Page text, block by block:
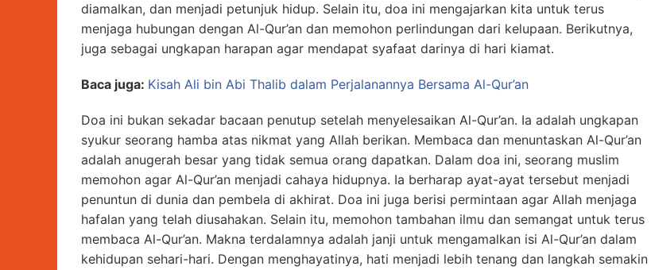
diamalkan, dan menjadi petunjuk hidup. Selain itu, doa ini mengajarkan kita untuk terus
menjaga hubungan dengan Al-Qur’an dan memohon perlindungan dari kelupaan. Berikutnya,
juga sebagai ungkapan harapan agar mendapat syafaat darinya di hari kiamat.
Baca juga: Kisah Ali bin Abi Thalib dalam Perjalanannya Bersama Al-Qur’an
Doa ini bukan sekadar bacaan penutup setelah menyelesaikan Al-Qur’an. Ia adalah ungkapan
syukur seorang hamba atas nikmat yang Allah berikan. Membaca dan menuntaskan Al-Qur’an
adalah anugerah besar yang tidak semua orang dapatkan. Dalam doa ini, seorang muslim
memohon agar Al-Qur’an menjadi cahaya hidupnya. Ia berharap ayat-ayat tersebut menjadi
penuntun di dunia dan pembela di akhirat. Doa ini juga berisi permintaan agar Allah menjaga
hafalan yang telah diusahakan. Selain itu, memohon tambahan ilmu dan semangat untuk terus
membaca Al-Qur’an. Makna terdalamnya adalah janji untuk mengamalkan isi Al-Qur’an dalam
kehidupan sehari-hari. Dengan menghayatinya, hati menjadi lebih tenang dan langkah semakin